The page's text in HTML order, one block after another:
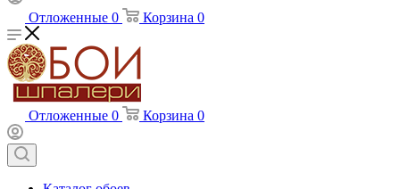
Отложенные 0 Корзина 0
Отложенные 0 Корзина 0